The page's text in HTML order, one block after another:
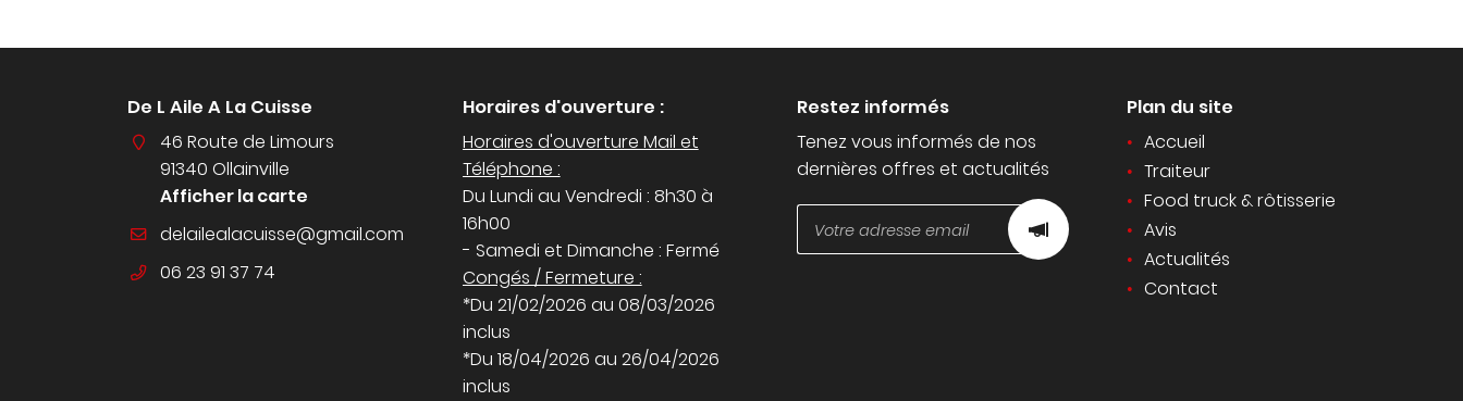
De L Aile A La Cuisse
46 Route de Limours
91340 Ollainville
Afficher la carte
06 23 91 37 74
Horaires d'ouverture :
Horaires d'ouverture Mail et
Téléphone :
Du Lundi au Vendredi : 8h30 à
16h00
- Samedi et Dimanche : Fermé
Congés / Fermeture :
*Du 21/02/2026 au 08/03/2026
inclus
*Du 18/04/2026 au 26/04/2026
inclus
Restez informés
Tenez vous informés de nos
dernières offres et actualités
Plan du site
Accueil
Traiteur
Food truck & rôtisserie
Avis
Actualités
Contact